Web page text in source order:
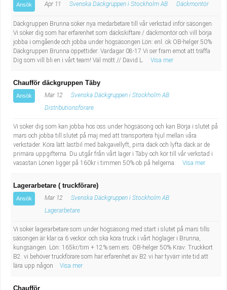
Ansök Apr 11 Svenska Däckgruppen i Stockholm AB Däckmontör
Däckgruppen Brunna söker nya medarbetare till vår verkstad inför säsongen.
Vi söker dig som har erfarenhet som däckskiftare / däckmontör och vill börja
jobba i omgående och jobba under högsäsongen Lön: enl. ök OB-helger 50%
Däckgruppen Brunna öppettider: Vardagar 08-17 Vi ser fram emot att träffa
Dig som vill bli en i vårt team! Väl mött // David L.
Visa mer
Chaufför däckgruppen Täby
Ansök Mar 12
Svenska Däckgruppen i Stockholm AB
Distributionsförare
Vi söker dig som kan jobba hos oss under högsäsong och kan Börja i slutet på
mars och jobba till slutet på maj med att transportera hjul mellan våra
verkstäder. Köra lätt lastbil med bakgavellyft, pirra däck och lyfta däck är de
primära uppgifterna. Du utgår från vårt lager i Täby och kör till vår verkstad i
vasastan Lönen ligger på 160kr i timmen 50% ob på helgerna.
Visa mer
Lagerarbetare ( truckförare)
Ansök Mar 12
Svenska Däckgruppen i Stockholm AB
Lagerarbetare
Vi söker lagerarbetare som under högsäsong med start i slutet på mars tills
säsongen är klar ca 6 veckor. och ska köra truck i vårt höglager i Brunna,
kungsängen. Lön: 165kr/tim + 12% sem.ers. OB-helger 50% Krav: Truckkort
B2. vi behöver truckförare som har erfarenhet av B2 vi har tyvärr inte tid att
lära upp någon
Visa mer
Chaufför